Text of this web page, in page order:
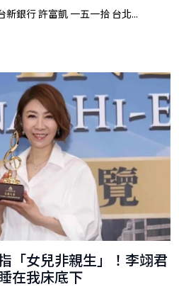
銀行 許富凱 一五一拾 台北...
「女兒非親生」！李翊君
在我床底下